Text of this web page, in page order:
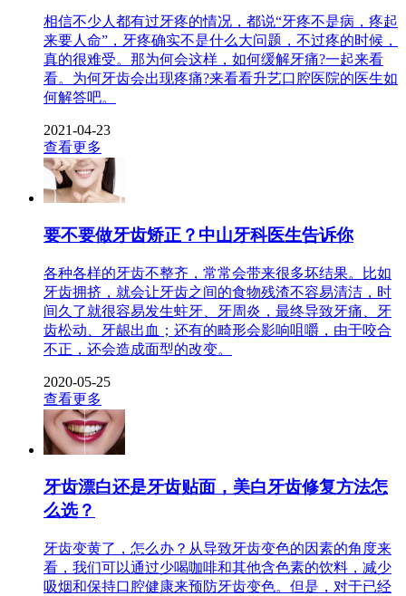
相信不少人都有过牙疼的情况，都说“牙疼不是病，疼起
来要人命”，牙疼确实不是什么大问题，不过疼的时候，
真的很难受。那为何会这样，如何缓解牙痛?一起来看
看。为何牙齿会出现疼痛?来看看升艺口腔医院的医生如
何解答吧。
2021-04-23
查看更多
要不要做牙齿矫正？中山牙科医生告诉你
各种各样的牙齿不整齐，常常会带来很多坏结果。比如
牙齿拥挤，就会让牙齿之间的食物残渣不容易清洁，时
间久了就很容易发生蛀牙、牙周炎，最终导致牙痛、牙
齿松动、牙龈出血；还有的畸形会影响咀嚼，由于咬合
不正，还会造成面型的改变。
2020-05-25
查看更多
牙齿漂白还是牙齿贴面，美白牙齿修复方法怎
么选？
牙齿变黄了，怎么办？从导致牙齿变色的因素的角度来
看，我们可以通过少喝咖啡和其他含色素的饮料，减少
吸烟和保持口腔健康来预防牙齿变色。但是，对于已经